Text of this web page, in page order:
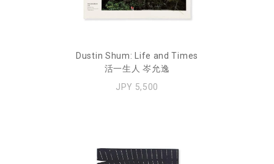
Dustin Shum: Life and Times
活一生人 岑允逸
JPY 5,500